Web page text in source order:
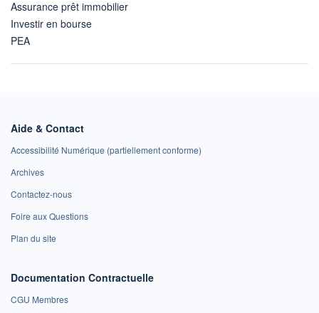
Assurance prêt immobilier
Investir en bourse
PEA
Aide & Contact
Accessibilité Numérique (partiellement conforme)
Archives
Contactez-nous
Foire aux Questions
Plan du site
Documentation Contractuelle
CGU Membres